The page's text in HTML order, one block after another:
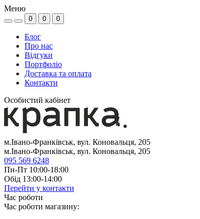
Меню
0 0 0
Блог
Про нас
Відгуки
Портфоліо
Доставка та оплата
Контакти
Особистий кабінет
м.Івано-Франківськ, вул. Коновальця, 205
м.Івано-Франківськ, вул. Коновальця, 205
095 569 6248
Пн-Пт 10:00-18:00
Обід 13:00-14:00
Перейти у контакти
Час роботи
Час роботи магазину: